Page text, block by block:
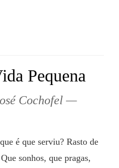
Pequena
Cochofel
sonhos, que pragas,